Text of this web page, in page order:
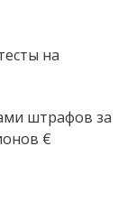
на
штрафов за
€